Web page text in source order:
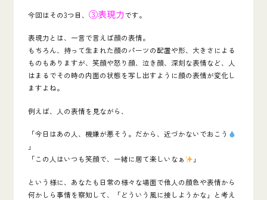
今回はその3つ目、 ③表現力です。
表現力とは、一言で言えば顔の表情。
もちろん、持って生まれた顔のパーツの配置や形、大きさによる
ものもありますが、笑顔や怒り顔、泣き顔、深刻な表情など、人
はまるでその時の内面の状態を写し出すように顔の表情が変化し
ますよね。
例えば、人の表情を見ながら、
「今日はあの人、機嫌が悪そう。だから、近づかないでおこう
」
「この人はいつも笑顔で、一緒に居て楽しいなぁ
」
という様に、あなたも日常の様々な場面で他人の顔色や表情から
何かしら事情を察知して、「どういう風に接しようかな」と考え